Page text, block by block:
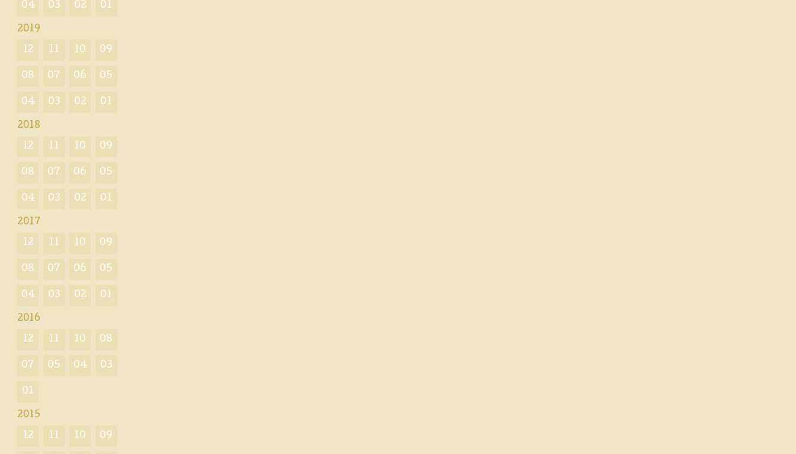
04 03 02 01
2019
12 11 10 09
08 07 06 05
04 03 02 01
2018
12 11 10 09
08 07 06 05
04 03 02 01
2017
12 11 10 09
08 07 06 05
04 03 02 01
2016
12 11 10 08
07 05 04 03
01
2015
12 11 10 09